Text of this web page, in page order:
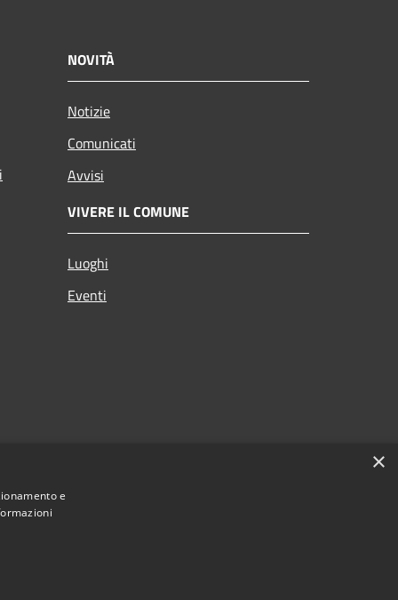
NOVITÀ
Notizie
Comunicati
Avvisi
VIVERE IL COMUNE
Luoghi
Eventi
×
e